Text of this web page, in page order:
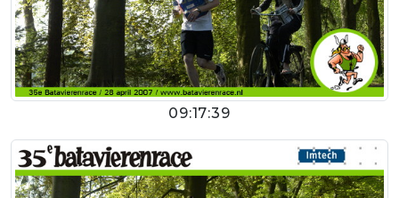
09:17:39